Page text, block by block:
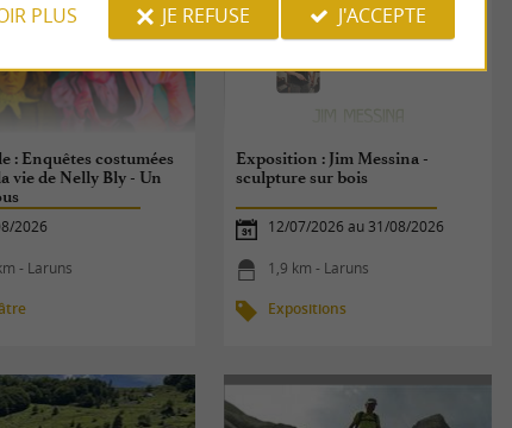
: Enquêtes costumées
vie de Nelly Bly - Un
2026
- Laruns
Exposition : Jim Messina -
sculpture sur bois
12/07/2026 au 31/08/2026
1,9 km - Laruns
Expositions
PLUS JE REFUSE J'ACCEPTE